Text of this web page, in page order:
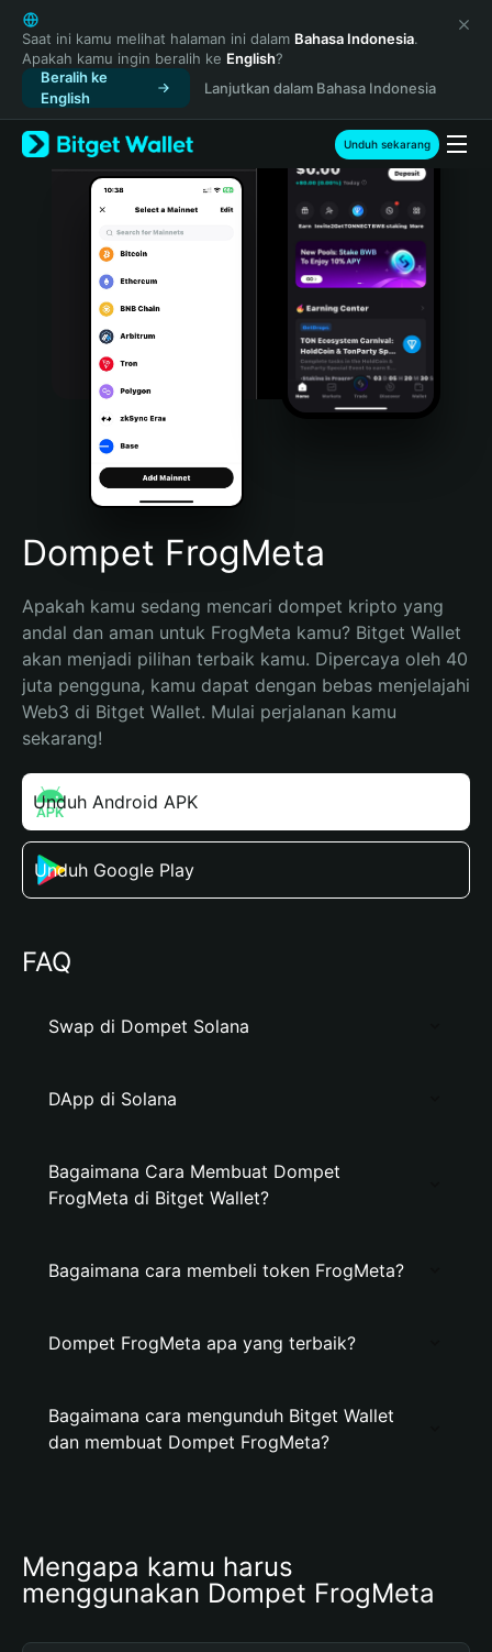
English
日本語
Tiếng Việt
Русский
Español (Latinoamérica)
Türkçe
Italiano
Português (Portugal)
Bahasa Indonesia
Português (Brasil)
Español (Argentina)
Saat ini kamu melihat halaman ini dalam Bahasa Indonesia.
Apakah kamu ingin beralih ke English?
Beralih ke
English
Lanjutkan dalam Bahasa Indonesia
Unduh sekarang
Dompet FrogMeta
Apakah kamu sedang mencari dompet kripto yang
andal dan aman untuk FrogMeta kamu? Bitget Wallet
akan menjadi pilihan terbaik kamu. Dipercaya oleh 40
juta pengguna, kamu dapat dengan bebas menjelajahi
Web3 di Bitget Wallet. Mulai perjalanan kamu
sekarang!
Unduh Android APK
Unduh Google Play
FAQ
Swap di Dompet Solana
DApp di Solana
Bagaimana Cara Membuat Dompet
FrogMeta di Bitget Wallet?
Bagaimana cara membeli token FrogMeta?
Dompet FrogMeta apa yang terbaik?
Bagaimana cara mengunduh Bitget Wallet
dan membuat Dompet FrogMeta?
Mengapa kamu harus
menggunakan Dompet FrogMeta